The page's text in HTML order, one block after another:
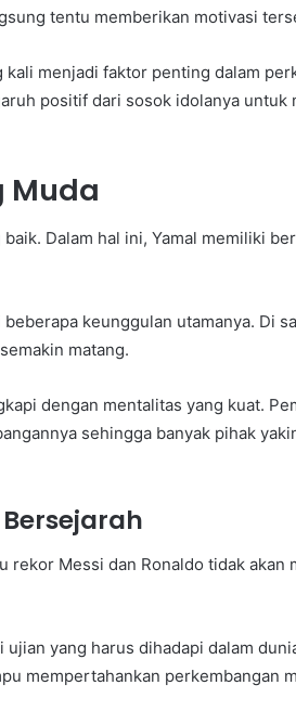
tentu memberikan motivasi
menjadi faktor penting dalam
positif dari sosok idolanya untuk
Muda
Dalam hal ini, Yamal memiliki
keunggulan utamanya. Di
matang.
dengan mentalitas yang kuat.
sehingga banyak pihak
Messi dan Ronaldo tidak akan
yang harus dihadapi dalam
mempertahankan perkembangan